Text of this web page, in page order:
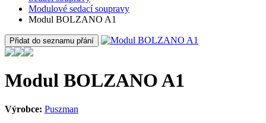
Modulové sedací soupravy
Modul BOLZANO A1
Přidat do seznamu přání
Modul BOLZANO A1
Výrobce: Puszman